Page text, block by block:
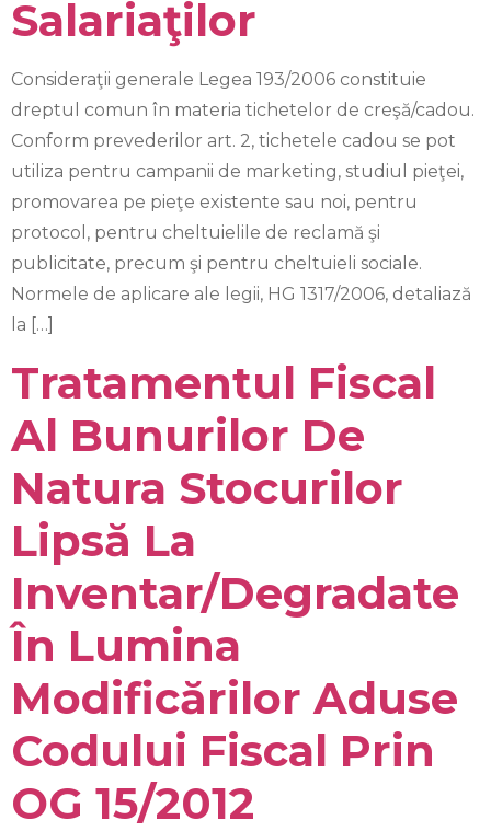
Salariaţilor
Consideraţii generale Legea 193/2006 constituie
dreptul comun în materia tichetelor de creşă/cadou.
Conform prevederilor art. 2, tichetele cadou se pot
utiliza pentru campanii de marketing, studiul pieţei,
promovarea pe pieţe existente sau noi, pentru
protocol, pentru cheltuielile de reclamă şi
publicitate, precum şi pentru cheltuieli sociale.
Normele de aplicare ale legii, HG 1317/2006, detaliază
la […]
Tratamentul Fiscal
Al Bunurilor De
Natura Stocurilor
Lipsă La
Inventar/degradate
În Lumina
Modificărilor Aduse
Codului Fiscal Prin
OG 15/2012